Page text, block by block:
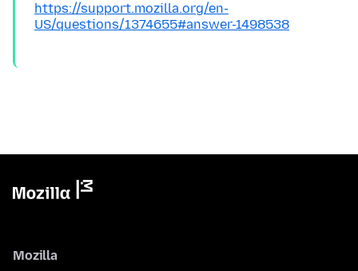
https://support.mozilla.org/en-
US/questions/1374655#answer-1498538
Mozilla